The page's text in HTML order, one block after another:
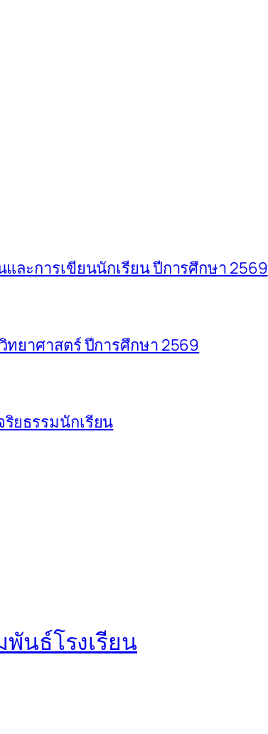
ละการเขียนนักเรียน ปีการศึกษา 2569
ยาศาสตร์ ปีการศึกษา 2569
ยธรรมนักเรียน
นธ์โรงเรียน